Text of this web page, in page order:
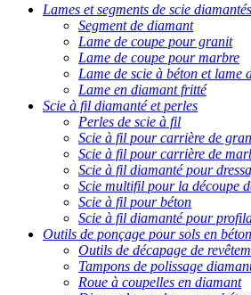
Lames et segments de scie diamantés
Segment de diamant
Lame de coupe pour granit
Lame de coupe pour marbre
Lame de scie à béton et lame
Lame en diamant fritté
Scie à fil diamanté et perles
Perles de scie à fil
Scie à fil pour carrière de
Scie à fil pour carrière de
Scie à fil diamanté pour
Scie multifil pour la découpe
Scie à fil pour béton
Scie à fil diamanté pour
Outils de ponçage pour sols en béton
Outils de décapage de
Tampons de polissage
Roue à coupelles en diamant